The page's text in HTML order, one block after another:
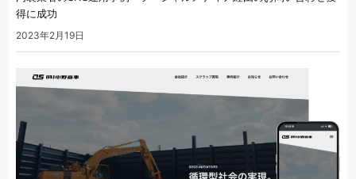
得に成功
2023年2月19日